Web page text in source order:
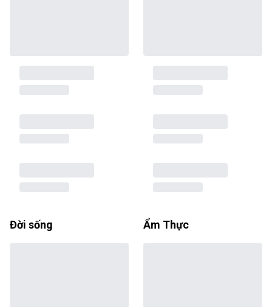
Đời sống Ẩm Thực